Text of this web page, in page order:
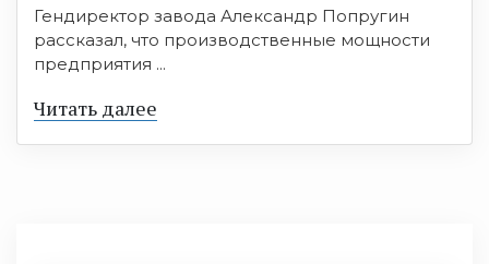
Гендиректор завода Александр Попругин
рассказал, что производственные мощности
предприятия ...
Читать далее